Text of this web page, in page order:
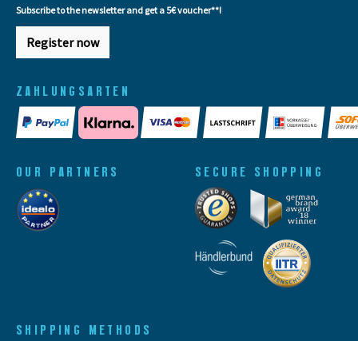
Subscribe to the newsletter and get a 5€ voucher**!
Register now
ZAHLUNGSARTEN
SHIPPING METHODS
OUR PARTNERS SECURE SHOPPING